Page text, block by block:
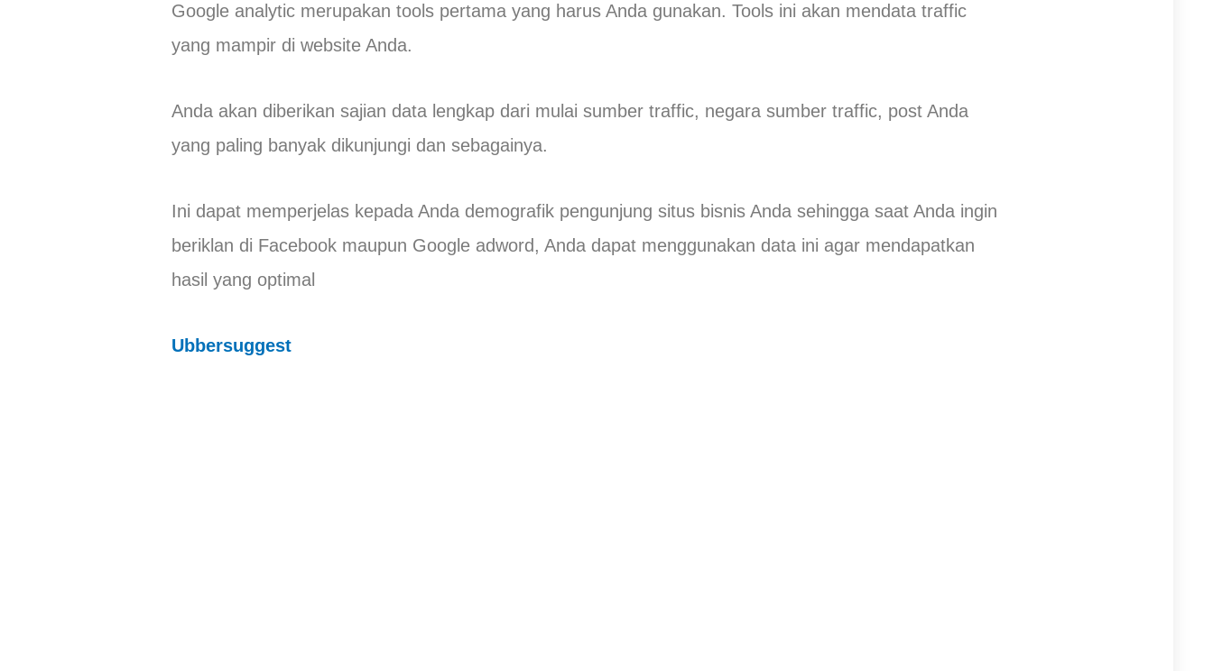
Google analytic merupakan tools pertama yang harus Anda gunakan. Tools ini akan mendata traffic
yang mampir di website Anda.
Anda akan diberikan sajian data lengkap dari mulai sumber traffic, negara sumber traffic, post Anda
yang paling banyak dikunjungi dan sebagainya.
Ini dapat memperjelas kepada Anda demografik pengunjung situs bisnis Anda sehingga saat Anda ingin
beriklan di Facebook maupun Google adword, Anda dapat menggunakan data ini agar mendapatkan
hasil yang optimal
Ubbersuggest